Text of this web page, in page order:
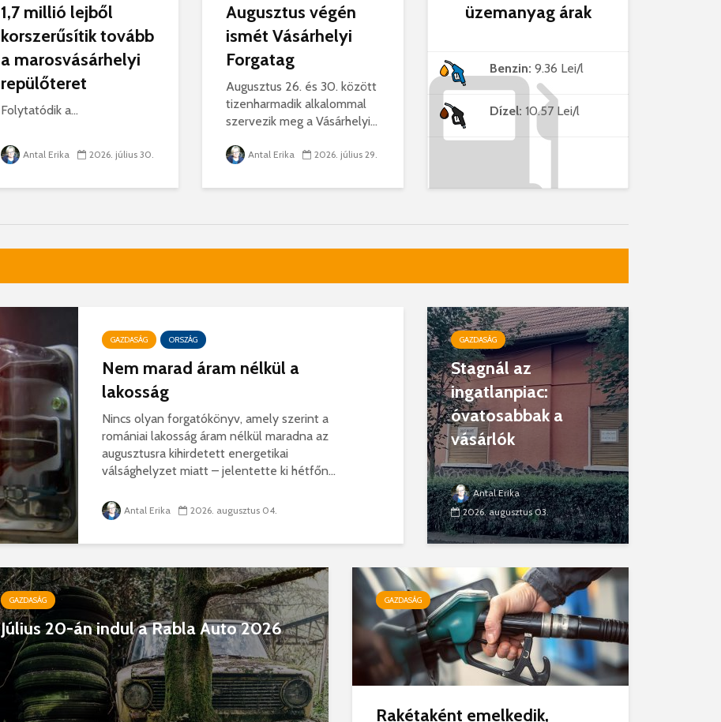
1,7 millió lejből
korszerűsítik tovább
a marosvásárhelyi
repülőteret
Folytatódik a...
Antal Erika 2026. július 30.
Augusztus végén
ismét Vásárhelyi
Forgatag
Augusztus 26. és 30. között
tizenharmadik alkalommal
szervezik meg a Vásárhelyi...
Antal Erika 2026. július 29.
üzemanyag árak
Benzin: 9.36 Lei/l
Dízel: 10.57 Lei/l
GAZDASÁG ORSZÁG
Nem marad áram nélkül a
lakosság
Nincs olyan forgatókönyv, amely szerint a
romániai lakosság áram nélkül maradna az
augusztusra kihirdetett energetikai
válsághelyzet miatt – jelentette ki hétfőn...
Antal Erika 2026. augusztus 04.
GAZDASÁG
Stagnál az
ingatlanpiac:
óvatosabbak a
vásárlók
Antal Erika
2026. augusztus 03.
GAZDASÁG
Július 20-án indul a Rabla Auto 2026
GAZDASÁG
Rakétaként emelkedik,